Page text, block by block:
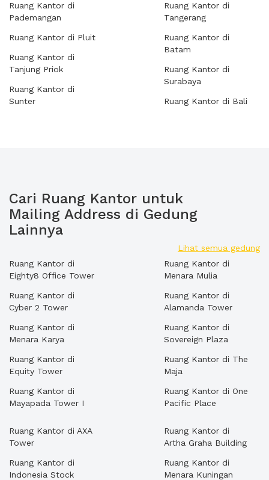
Ruang Kantor di
Pademangan
Ruang Kantor di Pluit
Ruang Kantor di
Tanjung Priok
Ruang Kantor di
Sunter
Ruang Kantor di
Tangerang
Ruang Kantor di
Batam
Ruang Kantor di
Surabaya
Ruang Kantor di Bali
Cari Ruang Kantor untuk
Mailing Address di Gedung
Lainnya
Lihat semua gedung
Ruang Kantor di
Eighty8 Office Tower
Ruang Kantor di
Cyber 2 Tower
Ruang Kantor di
Menara Karya
Ruang Kantor di
Equity Tower
Ruang Kantor di
Mayapada Tower I
Ruang Kantor di
Menara Mulia
Ruang Kantor di
Alamanda Tower
Ruang Kantor di
Sovereign Plaza
Ruang Kantor di The
Maja
Ruang Kantor di One
Pacific Place
Ruang Kantor di AXA
Tower
Ruang Kantor di
Indonesia Stock
Ruang Kantor di
Artha Graha Building
Ruang Kantor di
Menara Kuningan